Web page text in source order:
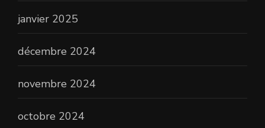
janvier 2025
décembre 2024
novembre 2024
octobre 2024